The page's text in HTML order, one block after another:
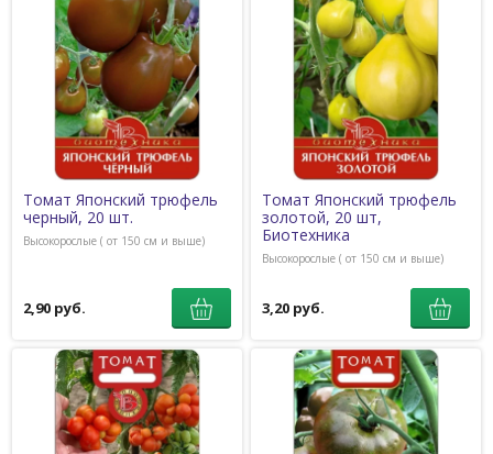
Томат Японский трюфель
черный, 20 шт.
Высокорослые ( от 150 см и выше)
2,90 руб.
Томат Японский трюфель
золотой, 20 шт,
Биотехника
Высокорослые ( от 150 см и выше)
3,20 руб.